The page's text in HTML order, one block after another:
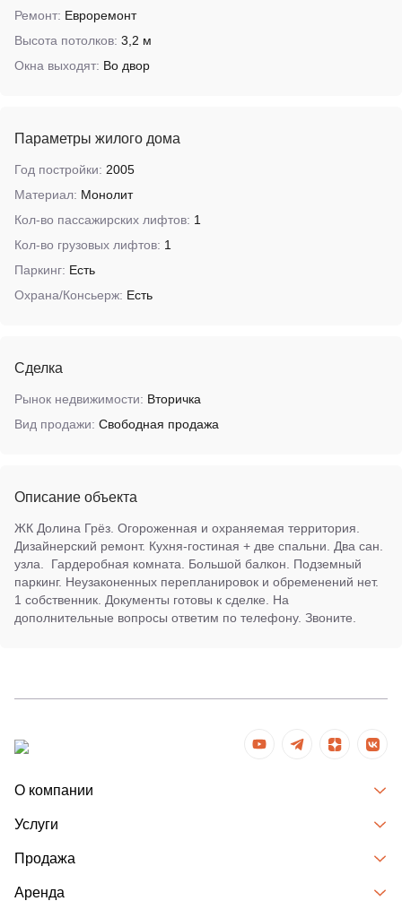
Ремонт: Евроремонт
Высота потолков: 3,2 м
Окна выходят: Во двор
Параметры жилого дома
Год постройки: 2005
Материал: Монолит
Кол-во пассажирских лифтов: 1
Кол-во грузовых лифтов: 1
Паркинг: Есть
Охрана/Консьерж: Есть
Сделка
Рынок недвижимости: Вторичка
Вид продажи: Свободная продажа
Описание объекта
ЖК Долина Грёз. Огороженная и охраняемая территория.
Дизайнерский ремонт. Кухня-гостиная + две спальни. Два сан.
узла. Гардеробная комната. Большой балкон. Подземный
паркинг. Неузаконенных перепланировок и обременений нет.
1 собственник. Документы готовы к сделке. На
дополнительные вопросы ответим по телефону. Звоните.
О компании
Услуги
Продажа
Аренда